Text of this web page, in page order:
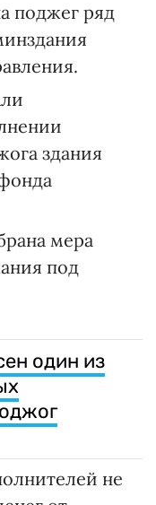
поджег ряд
здания
мера
под
один из
не